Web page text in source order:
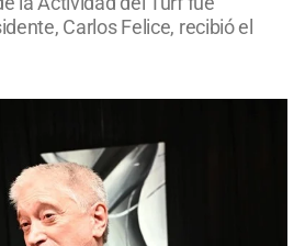
Carlos Felice, recibió el